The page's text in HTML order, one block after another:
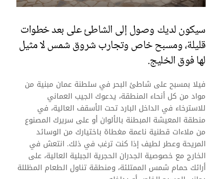
سيكون لديك وصول إلى الشاطئ على بعد خطوات
قليلة، ومسبح خاص وتجارب شروق شمس لا مثيل
لها فوق الخليج.
فيلا بمسبح على شاطئ البحر في سلطنة عمان مبنية من
مواد من كل أنحاء المنطقة، يدعوك الجيب العماني
للاسترخاء في الداخل البارد تحت الأسقف العالية، في
منطقة المعيشة المبطنة بالألوان أو على سريرك المصنوع
من ملاءات قطنية ناعمة مغطاة باختيارك من الوسائد
المريحة وعطر لطيف إذا كنت ترغب في ذلك. انتعش في
الخارج مع خصوصية الجدران الحجرية الجبلية العالية، على
أرائك حمام شمس الممتلئة، ومنطقة تناول الطعام المظللة